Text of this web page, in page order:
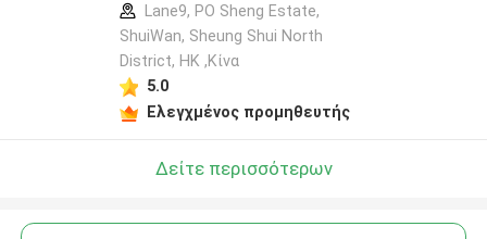
Lane9, PO Sheng Estate,
ShuiWan, Sheung Shui North
District, HK ,Κίνα
5.0
Ελεγχμένος προμηθευτής
Δείτε περισσότερων